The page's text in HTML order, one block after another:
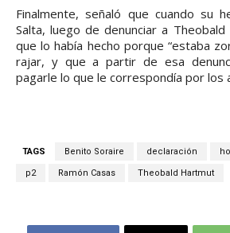
Finalmente, señaló que cuando su
Salta, luego de denunciar a
que lo había hecho porque “estaba
rajar, y que a partir de esa
pagarle lo que le correspondía por los
TAGS Benito Soraire declaración
p2 Ramón Casas Theobald Hartmut